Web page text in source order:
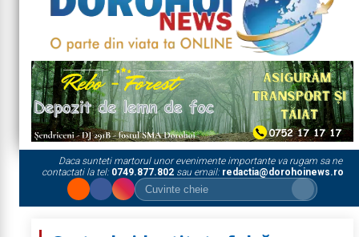
Daca sunteti martorul unor evenimente importante va rugam sa ne
contactati la tel: 0749.877.802sau email: redactia@dorohoinews.ro